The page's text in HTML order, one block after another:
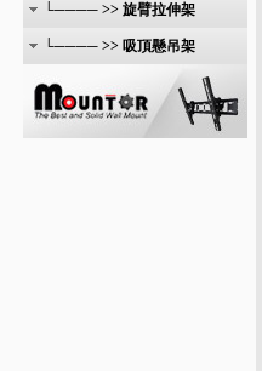
└──── >> 旋臂拉伸架
└──── >> 吸頂懸吊架